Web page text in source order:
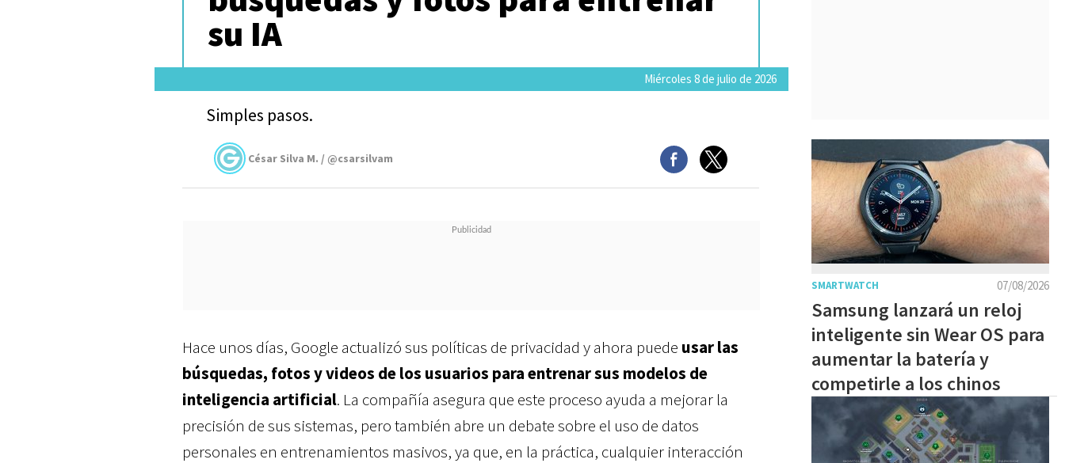
su IA
Miércoles 8 de julio de 2026
Simples pasos.
César Silva M. / @csarsilvam
Hace unos días, Google actualizó sus políticas de privacidad y ahora puede usar las
búsquedas, fotos y videos de los usuarios para entrenar sus modelos de
inteligencia artificial. La compañía asegura que este proceso ayuda a mejorar la
precisión de sus sistemas, pero también abre un debate sobre el uso de datos
personales en entrenamientos masivos, ya que, en la práctica, cualquier interacción
07/08/2026
SMARTWATCH
Samsung lanzará un reloj
inteligente sin Wear OS para
aumentar la batería y
competirle a los chinos